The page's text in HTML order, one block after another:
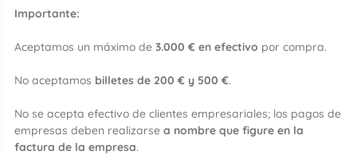
Importante:
Aceptamos un máximo de 3.000 € en efectivo por compra.
No aceptamos billetes de 200 € y 500 €.
No se acepta efectivo de clientes empresariales; los pagos de
empresas deben realizarse a nombre que figure en la
factura de la empresa.